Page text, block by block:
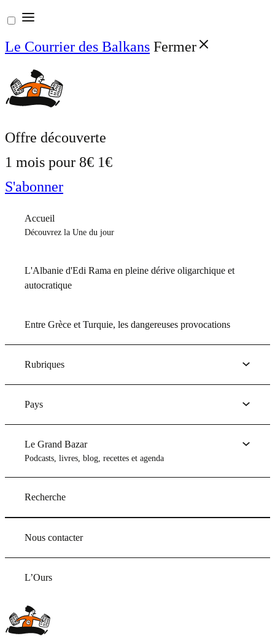
Aller
au
contenu
Le Courrier des Balkans Fermer
Offre découverte
1 mois pour 8€ 1€
S'abonner
Accueil
Découvrez la Une du jour
L'Albanie d'Edi Rama en pleine dérive oligarchique et
autocratique
Entre Grèce et Turquie, les dangereuses provocations
Rubriques
Pays
Le Grand Bazar
Podcasts, livres, blog, recettes et agenda
Recherche
Nous contacter
L’Ours